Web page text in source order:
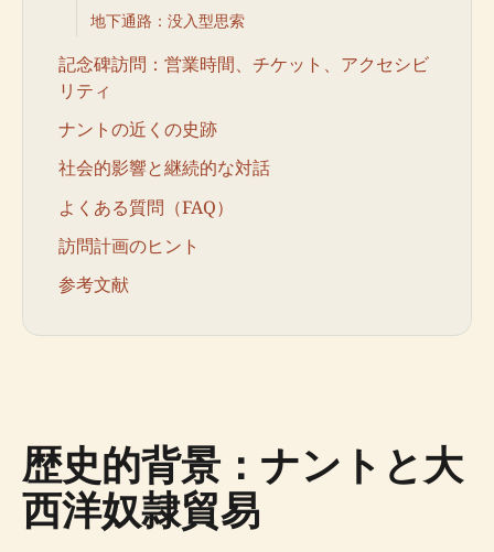
地下通路：没入型思索
記念碑訪問：営業時間、チケット、アクセシビ
リティ
ナントの近くの史跡
社会的影響と継続的な対話
よくある質問（FAQ）
訪問計画のヒント
参考文献
歴史的背景：ナントと大
西洋奴隷貿易